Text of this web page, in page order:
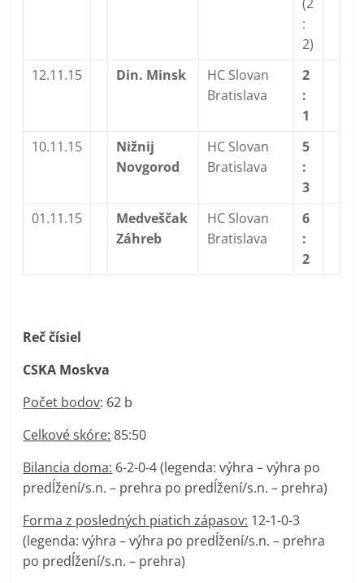
:
2)
12.11.15
Din. Minsk
HC Slovan
Bratislava
2
:
1
10.11.15
Nižnij
Novgorod
HC Slovan
Bratislava
5
:
3
01.11.15
Medveščak
Záhreb
HC Slovan
Bratislava
6
:
2
Reč čísiel
CSKA Moskva
Počet bodov: 62 b
Celkové skóre: 85:50
Bilancia doma: 6-2-0-4 (legenda: výhra – výhra po
predĺžení/s.n. – prehra po predĺžení/s.n. – prehra)
Forma z posledných piatich zápasov: 12-1-0-3
(legenda: výhra – výhra po predĺžení/s.n. – prehra
po predĺžení/s.n. – prehra)